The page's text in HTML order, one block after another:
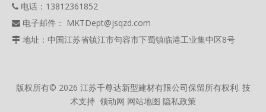
 电话：13812361852
 电子邮件： MKTDept@jsqzd.com
 地址：中国江苏省镇江市句容市下蜀镇临港工业集中区8号
版权所有© 2026 江苏千尊达新型建材有限公司保留所有权利. 技
术支持 领动网 网站地图 隐私政策